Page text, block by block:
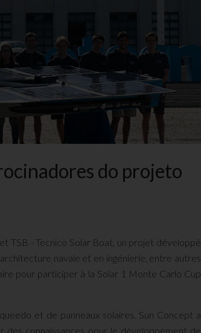
do projeto
TSB - Tecnico Solar Boat, un projet développé
navale et en ingénierie, entre autres
pour participer à la Solar 1 Monte Carlo Cup
et de panneaux solaires, Sun Concept a
connaissances pour le développement de